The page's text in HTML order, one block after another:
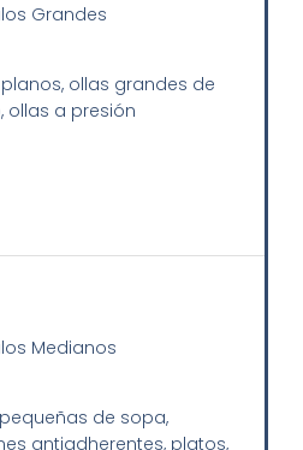
Grandes
ollas grandes de
ollas a presión
Medianos
de sopa,
antiadherentes, platos,